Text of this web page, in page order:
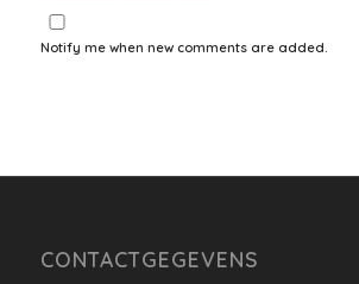
Notify me when new comments are added.
CONTACTGEGEVENS